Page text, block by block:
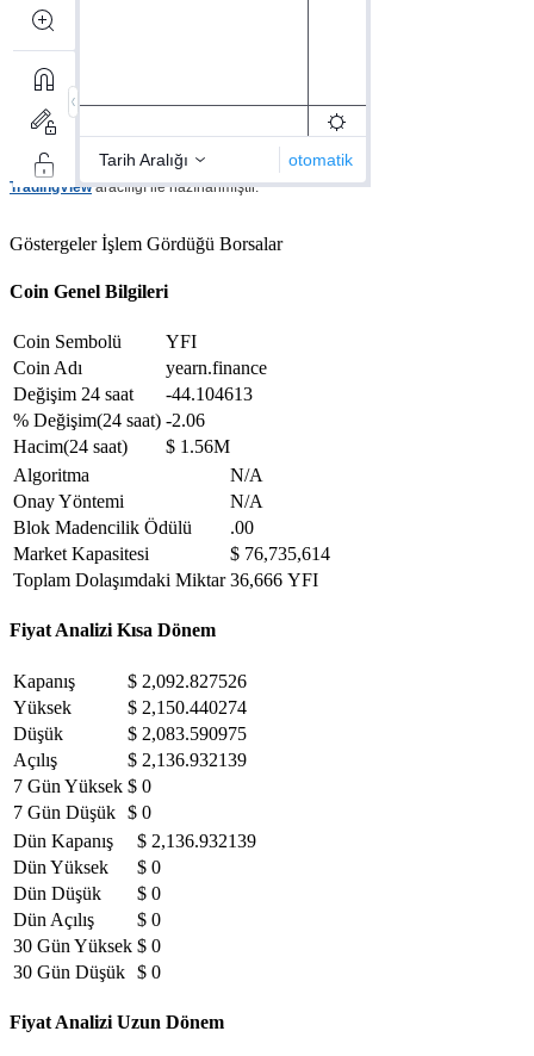
TradingViewaracılığı ile hazırlanmıştır.
Göstergeler İşlem Gördüğü Borsalar
Coin Genel Bilgileri
Coin Sembolü
YFI
Coin Adı
yearn.finance
Değişim 24 saat
-44.104613
% Değişim(24 saat) -2.06
Hacim(24 saat)
$ 1.56M
Algoritma
N/A
Onay Yöntemi
N/A
Blok Madencilik Ödülü
.00
Market Kapasitesi
$ 76,735,614
Toplam Dolaşımdaki Miktar 36,666 YFI
Fiyat Analizi Kısa Dönem
Kapanış
$ 2,092.827526
Yüksek
$ 2,150.440274
Düşük
$ 2,083.590975
Açılış
$ 2,136.932139
7 Gün Yüksek $ 0
7 Gün Düşük $ 0
Dün Kapanış
$ 2,136.932139
Dün Yüksek
$ 0
Dün Düşük
$ 0
Dün Açılış
$ 0
30 Gün Yüksek $ 0
30 Gün Düşük $ 0
Fiyat Analizi Uzun Dönem